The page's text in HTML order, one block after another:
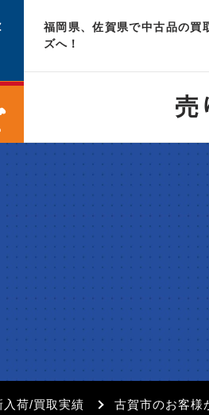
福岡県、佐賀県で中古品の買
ズへ！
売
入荷/買取実績 古賀市のお客様